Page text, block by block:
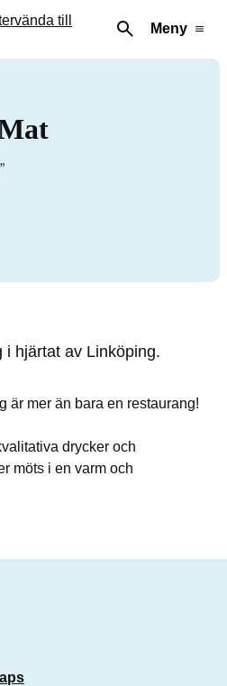
Meny
i hjärtat av Linköping.
är mer än bara en restaurang!
drycker och
möts i en varm och